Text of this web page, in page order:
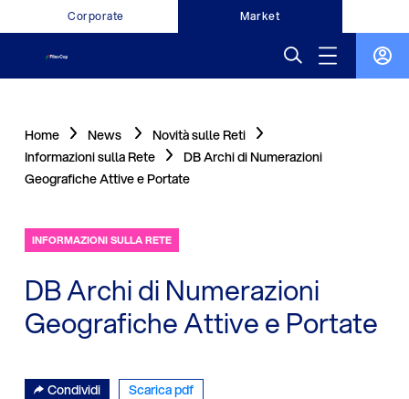
Corporate Market
Home News
Novità sulle Reti
Informazioni sulla Rete
DB Archi di Numerazioni
Geografiche Attive e Portate
INFORMAZIONI SULLA RETE
DB Archi di Numerazioni
Geografiche Attive e Portate
Condividi Scarica pdf